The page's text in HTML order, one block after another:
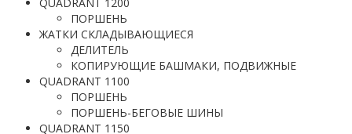
ПОРШЕНЬ
ЖАТКИ СКЛАДЫВАЮЩИЕСЯ
ДЕЛИТЕЛЬ
КОПИРУЮЩИЕ БАШМАКИ, ПОДВИЖНЫЕ
QUADRANT 1100
ПОРШЕНЬ
ПОРШЕНЬ-БЕГОВЫЕ ШИНЫ
QUADRANT 1150